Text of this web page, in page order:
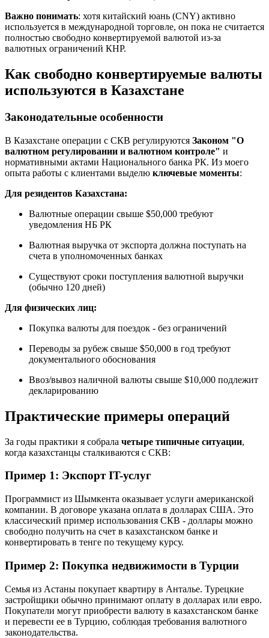
Важно понимать: хотя китайский юань (CNY) активно
используется в международной торговле, он пока не считается
полностью свободно конвертируемой валютой из-за
валютных ограничений КНР.
Как свободно конвертируемые валюты
используются в Казахстане
Законодательные особенности
В Казахстане операции с СКВ регулируются Законом "О
валютном регулировании и валютном контроле" и
нормативными актами Национального банка РК. Из моего
опыта работы с клиентами выделю ключевые моменты:
Для резидентов Казахстана:
Валютные операции свыше $50,000 требуют
уведомления НБ РК
Валютная выручка от экспорта должна поступать на
счета в уполномоченных банках
Существуют сроки поступления валютной выручки
(обычно 120 дней)
Для физических лиц:
Покупка валюты для поездок - без ограничений
Переводы за рубеж свыше $50,000 в год требуют
документального обоснования
Ввоз/вывоз наличной валюты свыше $10,000 подлежит
декларированию
Практические примеры операций
За годы практики я собрала четыре типичные ситуации,
когда казахстанцы сталкиваются с СКВ:
Пример 1: Экспорт IT-услуг
Программист из Шымкента оказывает услуги американской
компании. В договоре указана оплата в долларах США. Это
классический пример использования СКВ - доллары можно
свободно получить на счет в казахстанском банке и
конвертировать в тенге по текущему курсу.
Пример 2: Покупка недвижимости в Турции
Семья из Астаны покупает квартиру в Анталье. Турецкие
застройщики обычно принимают оплату в долларах или евро.
Покупатели могут приобрести валюту в казахстанском банке
и перевести ее в Турцию, соблюдая требования валютного
законодательства.